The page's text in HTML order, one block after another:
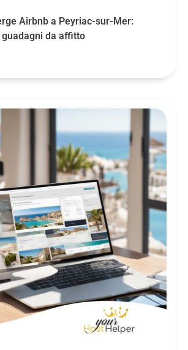
Airbnb a Peyriac-sur-Mer:
da affitto